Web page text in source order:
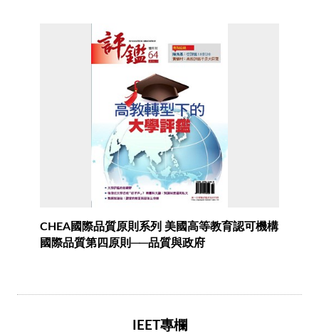
CHEA國際品質原則系列 美國高等教育認可機構
國際品質第四原則──品質與政府
IEET專欄